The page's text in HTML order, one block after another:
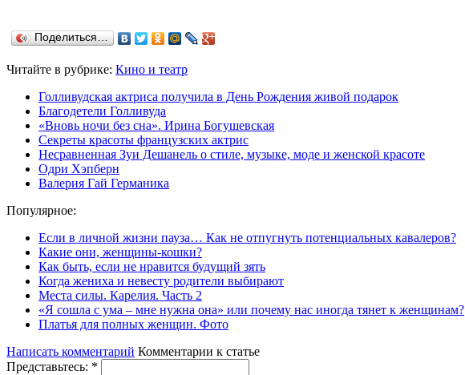
Поделиться…
Читайте в рубрике: Кино и театр
Голливудская актриса получила в День Рождения живой подарок
Благодетели Голливуда
«Вновь ночи без сна». Ирина Богушевская
Секреты красоты французских актрис
Несравненная Зуи Дешанель о стиле, музыке, моде и женской красоте
Одри Хэпберн
Валерия Гай Германика
Популярное:
Если в личной жизни пауза… Как не отпугнуть потенциальных кавалеров?
Какие они, женщины-кошки?
Как быть, если не нравится будущий зять
Когда жениха и невесту родители выбирают
Места силы. Карелия. Часть 2
«Я сошла с ума – мне нужна она» или почему нас иногда тянет к женщинам?
Платья для полных женщин. Фото
Написать комментарий Комментарии к статье
Представьтесь: *